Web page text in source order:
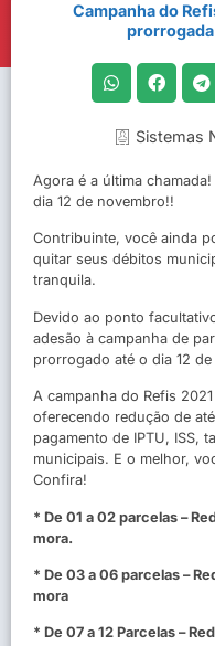
Campanha do
Sistemas
Agora é a última
dia 12 de novembro!!
Contribuinte, você ainda
quitar seus débitos
tranquila.
Devido ao ponto
adesão à campanha de
prorrogado até o dia 12
A campanha do Refis
oferecendo redução de
pagamento de IPTU, ISS,
municipais. E o melhor,
Confira!
* De 01 a 02 parcelas –
mora.
* De 03 a 06 parcelas –
mora
* De 07 a 12 Parcelas –